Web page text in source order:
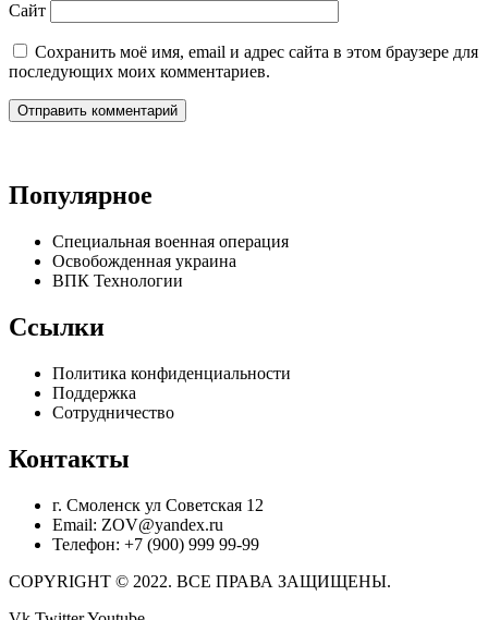
Сайт
Сохранить моё имя, email и адрес сайта в этом браузере для
последующих моих комментариев.
Популярное
Специальная военная операция
Освобожденная украина
ВПК Технологии
Ссылки
Политика конфиденциальности
Поддержка
Сотрудничество
Контакты
г. Смоленск ул Советская 12
Email: ZOV@yandex.ru
Телефон: +7 (900) 999 99-99
COPYRIGHT © 2022. ВСЕ ПРАВА ЗАЩИЩЕНЫ.